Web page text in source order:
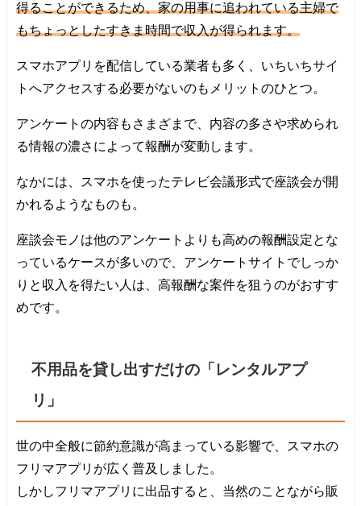
得ることができるため、家の用事に追われている主婦で
もちょっとしたすきま時間で収入が得られます。
スマホアプリを配信している業者も多く、いちいちサイ
トへアクセスする必要がないのもメリットのひとつ。
アンケートの内容もさまざまで、内容の多さや求められ
る情報の濃さによって報酬が変動します。
なかには、スマホを使ったテレビ会議形式で座談会が開
かれるようなものも。
座談会モノは他のアンケートよりも高めの報酬設定とな
っているケースが多いので、アンケートサイトでしっか
りと収入を得たい人は、高報酬な案件を狙うのがおすす
めです。
不用品を貸し出すだけの「レンタルアプ
リ」
世の中全般に節約意識が高まっている影響で、スマホの
フリマアプリが広く普及しました。
しかしフリマアプリに出品すると、当然のことながら販